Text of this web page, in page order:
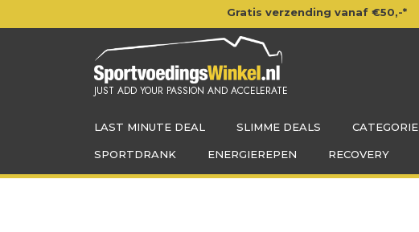
naar
Gratis verzending vanaf €50,-*
JUST ADD YOUR PASSION AND ACCELERATE
LAST MINUTE DEAL SLIMME DEALS CATEGORIE
SPORTDRANK ENERGIEREPEN RECOVERY